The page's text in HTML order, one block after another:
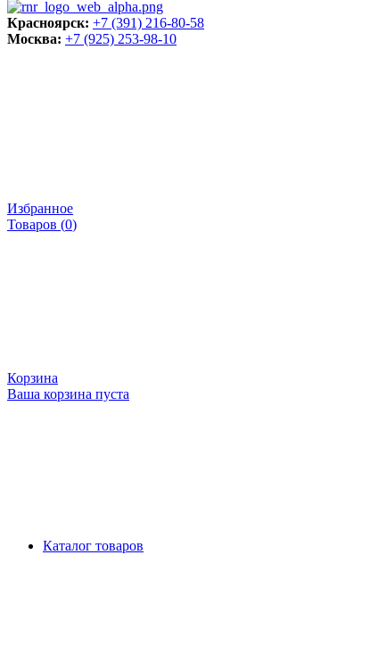
Красноярск: +7 (391) 216-80-58
Москва: +7 (925) 253-98-10
Избранное
Товаров (0)
Корзина
Ваша корзина пуста
Каталог товаров